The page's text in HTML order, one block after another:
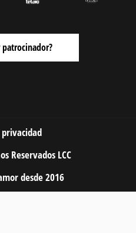
patrocinador?
Reservados LCC
desde 2016